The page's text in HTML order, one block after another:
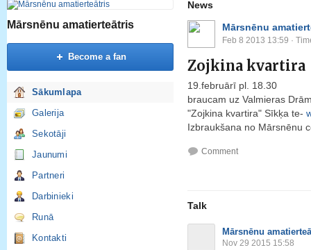
Mārsnēnu amatierteātris
Become a fan
Sākumlapa
Galerija
Sekotāji
Jaunumi
Partneri
Darbinieki
Runā
Kontakti
News
Mārsnēnu
Feb 8 2013 13:59 ·
Zojkina kvartira
19.februārī pl. 18.30
braucam uz Valmieras
"Zojkina kvartira" Sīkķa te-
Izbraukšana no Mārsnēnu
Comment
Talk
Mārsnēnu
Nov 29 2015 15:58